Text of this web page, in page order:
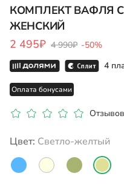
КОМПЛЕКТ ВАФЛЯ
ЖЕНСКИЙ
2 495₽ 4 990₽ -50%
4
Оплата бонусами
Цвет: светло-желтый